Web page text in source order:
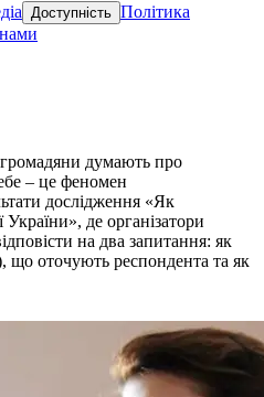
Доступність Політика
громадяни думають про
– це феномен
дослідження «Як
де організатори
на два запитання: як
що оточують респондента та як